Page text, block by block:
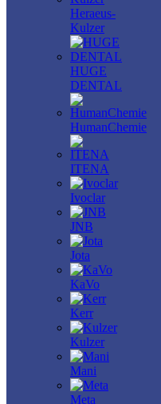
Heraeus-
Kulzer
HUGE
DENTAL
HumanChemie
ITENA
Ivoclar
JNB
Jota
KaVo
Kerr
Kulzer
Mani
Meta